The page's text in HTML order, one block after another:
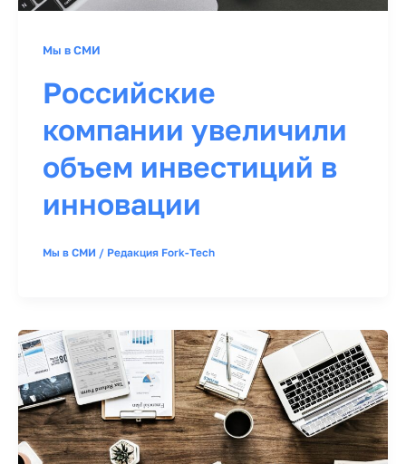
Мы в СМИ
Российские
компании увеличили
объем инвестиций в
инновации
Мы в СМИ / Редакция Fork-Tech